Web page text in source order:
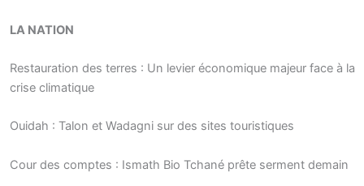
LA NATION
Restauration des terres : Un levier économique majeur face à la
crise climatique
Ouidah : Talon et Wadagni sur des sites touristiques
Cour des comptes : Ismath Bio Tchané prête serment demain